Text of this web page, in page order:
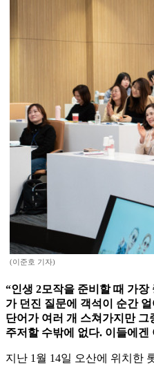
(이준호 기자)
“인생 2모작을 준비할 때 가
가 던진 질문에 객석이 순간
단어가 여러 개 스쳐가지만 그
주저할 수밖에 없다. 이들에
지난 1월 14일 오산에 위치한